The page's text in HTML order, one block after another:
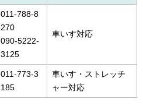
011-788-8
270
090-5222-
3125
車いす対応
011-773-3
185
車いす・ストレッチ
ャー対応